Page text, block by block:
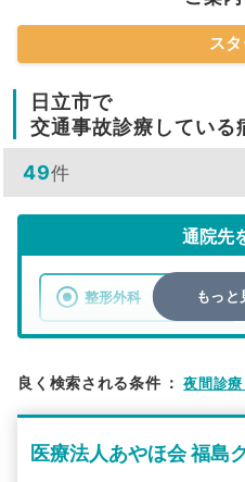
ス
日立市で
交通事故診療している
49件
通院先
整形外科
検索
詳細条件
もっと
良く検索される条件 ： 夜間診療
医療法人あやほ会 福島